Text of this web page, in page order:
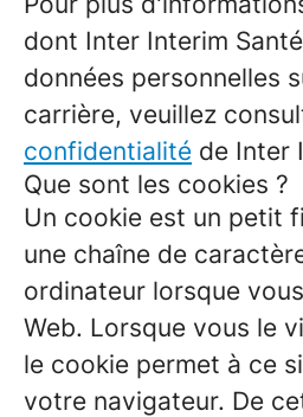
dont Inter Interim
données personnelles
carrière, veuillez
confidentialité de Inter
Que sont les cookies ?
Un cookie est un petit
une chaîne de
ordinateur lorsque
Web. Lorsque vous le
le cookie permet à ce
votre navigateur. De